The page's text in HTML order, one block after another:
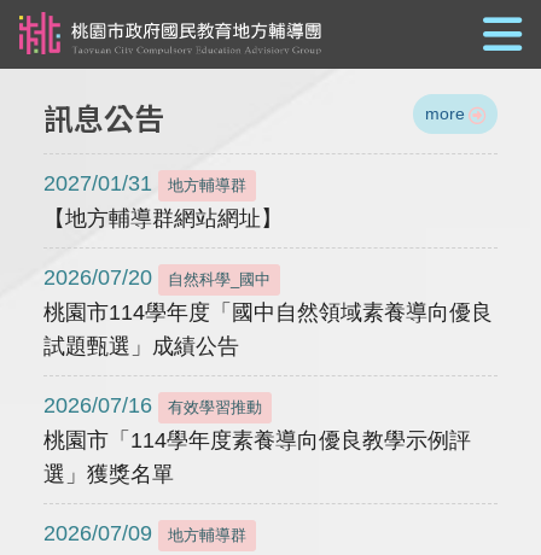
訊息公告 more
2027/01/31 地方輔導群
【地方輔導群網站網址】
2026/07/20 自然科學_國中
桃園市114學年度「國中自然領域素養導向優良
試題甄選」成績公告
2026/07/16 有效學習推動
桃園市「114學年度素養導向優良教學示例評
選」獲獎名單
2026/07/09 地方輔導群